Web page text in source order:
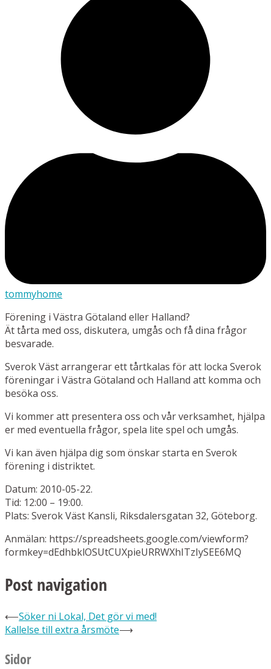
tommyhome
Förening i Västra Götaland eller Halland?
Ät tårta med oss, diskutera, umgås och få dina frågor
besvarade.
Sverok Väst arrangerar ett tårtkalas för att locka Sverok
föreningar i Västra Götaland och Halland att komma och
besöka oss.
Vi kommer att presentera oss och vår verksamhet, hjälpa
er med eventuella frågor, spela lite spel och umgås.
Vi kan även hjälpa dig som önskar starta en Sverok
förening i distriktet.
Datum: 2010-05-22.
Tid: 12:00 – 19:00.
Plats: Sverok Väst Kansli, Riksdalersgatan 32, Göteborg.
Anmälan: https://spreadsheets.google.com/viewform?
formkey=dEdhbklOSUtCUXpieURRWXhITzIySEE6MQ
Post navigation
⟵Söker ni Lokal, Det gör vi med!
Kallelse till extra årsmöte⟶
Sidor